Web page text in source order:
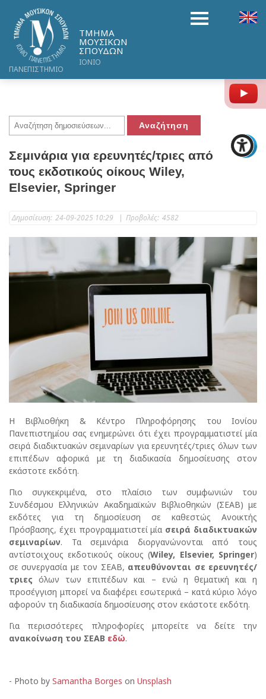
ΤΜΗΜΑ
ΜΟΥΣΙΚΩΝ
ΣΠΟΥΔΩΝ
ΙΟΝΙΟ
ΠΑΝΕΠΙΣΤΗΜΙΟ
Σεμινάρια για ερευνητές/τριες από
τους εκδοτικούς οίκους Wiley,
Elsevier, Springer
Δημοσίευση: 24-09-2025 10:29 | Προβολές: 4582
Η Βιβλιοθήκη & Κέντρο Πληροφόρησης του Ιονίου
Πανεπιστημίου σας ενημερώνει ότι έχει προγραμματιστεί μία
σειρά διαδικτυακών σεμιναρίων για ερευνητές/τριες όλων των
επιπέδων αφορικά με τη διαδικασία δημοσίευσης στον
εκάστοτε εκδότη.
Πιο συγκεκριμένα, στο πλαίσιο των συμφωνιών του
Συνδέσμου Ελληνικών Ακαδημαϊκών Βιβλιοθηκών (ΣΕΑΒ) με
εκδότες για τη δημοσίευση σε καθεστώς Ανοικτής
Πρόσβασης, έχει προγραμματιστεί μία σειρά διαδικτυακών
σεμιναρίων. Τα σεμινάρια διοργανώνονται από τους
αντίστοιχους εκδοτικούς οίκους (Wiley, Elsevier, Springer)
σε συνεργασία με τον ΣΕΑΒ, απευθύνονται σε ερευνητές/
τριεςόλων των επιπέδων και – ενώ η θεματική και η
προσέγγιση μπορεί να διαφέρει εσωτερικά – κατά κύριο λόγο
αφορούν τη διαδικασία δημοσίευσης στον εκάστοτε εκδότη.
Για περισσότερες πληροφορίες μπορείτε να δείτε την
ανακοίνωση του ΣΕΑΒ εδώ.
- Photo by Samantha Borges on Unsplash